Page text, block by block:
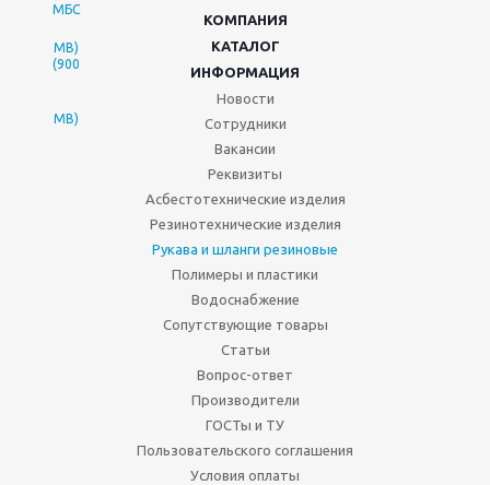
КОМПАНИЯ
КАТАЛОГ
ИНФОРМАЦИЯ
Новости
Сотрудники
Вакансии
Реквизиты
Асбестотехнические изделия
Резинотехнические изделия
Рукава и шланги резиновые
Полимеры и пластики
Водоснабжение
Сопутствующие товары
Статьи
Вопрос-ответ
Производители
ГОСТы и ТУ
Пользовательского соглашения
Условия оплаты